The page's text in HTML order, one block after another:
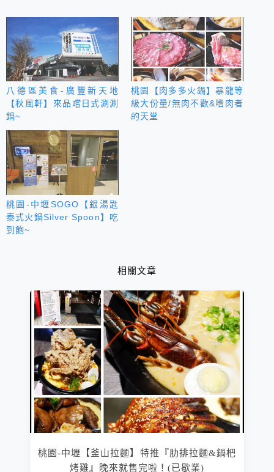
八德區美食-廣豐新天地
【秋風軒】來品嚐日式涮涮
鍋~
桃園【肉多多火鍋】暴龍等
級大份量/無肉不歡&嗜肉者
的天堂
桃園-中壢SOGO【銀湯匙
泰式火鍋Silver Spoon】吃
到飽~
相關文章
桃園-中壢【釜山拉麵】特推『肋排拉麵&鍋杷
烤雞』晚來就售完啦！(已歇業)